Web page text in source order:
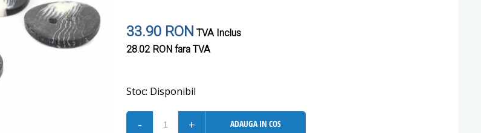
33.90 RON TVA Inclus
28.02 RONfara TVA
Stoc: Disponibil
- + ADAUGA IN COS